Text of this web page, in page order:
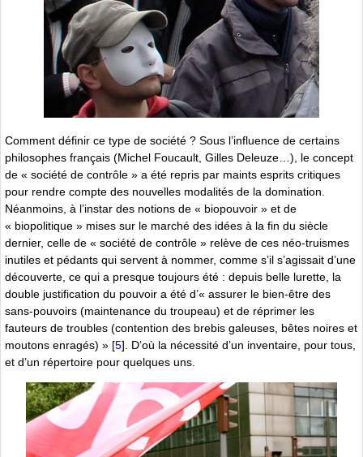
Comment définir ce type de société ? Sous l’influence de certains
philosophes français (Michel Foucault, Gilles Deleuze…), le concept
de « société de contrôle » a été repris par maints esprits critiques
pour rendre compte des nouvelles modalités de la domination.
Néanmoins, à l’instar des notions de « biopouvoir » et de
« biopolitique » mises sur le marché des idées à la fin du siècle
dernier, celle de « société de contrôle » relève de ces néo-truismes
inutiles et pédants qui servent à nommer, comme s’il s’agissait d’une
découverte, ce qui a presque toujours été : depuis belle lurette, la
double justification du pouvoir a été d’« assurer le bien-être des
sans-pouvoirs (maintenance du troupeau) et de réprimer les
fauteurs de troubles (contention des brebis galeuses, bêtes noires et
moutons enragés) » [5] . D’où la nécessité d’un inventaire, pour tous,
et d’un répertoire pour quelques uns.